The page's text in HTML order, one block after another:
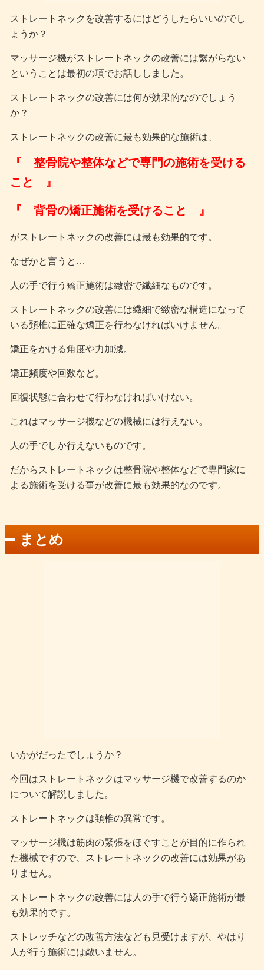
ストレートネックを改善するにはどうしたらいいのでし
ょうか？
マッサージ機がストレートネックの改善には繋がらない
ということは最初の項でお話ししました。
ストレートネックの改善には何が効果的なのでしょう
か？
ストレートネックの改善に最も効果的な施術は、
『 整骨院や整体などで専門の施術を受ける
こと 』
『 背骨の矯正施術を受けること 』
がストレートネックの改善には最も効果的です。
なぜかと言うと…
人の手で行う矯正施術は緻密で繊細なものです。
ストレートネックの改善には繊細で緻密な構造になって
いる頚椎に正確な矯正を行わなければいけません。
矯正をかける角度や力加減。
矯正頻度や回数など。
回復状態に合わせて行わなければいけない。
これはマッサージ機などの機械には行えない。
人の手でしか行えないものです。
だからストレートネックは整骨院や整体などで専門家に
よる施術を受ける事が改善に最も効果的なのです。
まとめ
いかがだったでしょうか？
今回はストレートネックはマッサージ機で改善するのか
について解説しました。
ストレートネックは頚椎の異常です。
マッサージ機は筋肉の緊張をほぐすことが目的に作られ
た機械ですので、ストレートネックの改善には効果があ
りません。
ストレートネックの改善には人の手で行う矯正施術が最
も効果的です。
ストレッチなどの改善方法なども見受けますが、やはり
人が行う施術には敵いません。